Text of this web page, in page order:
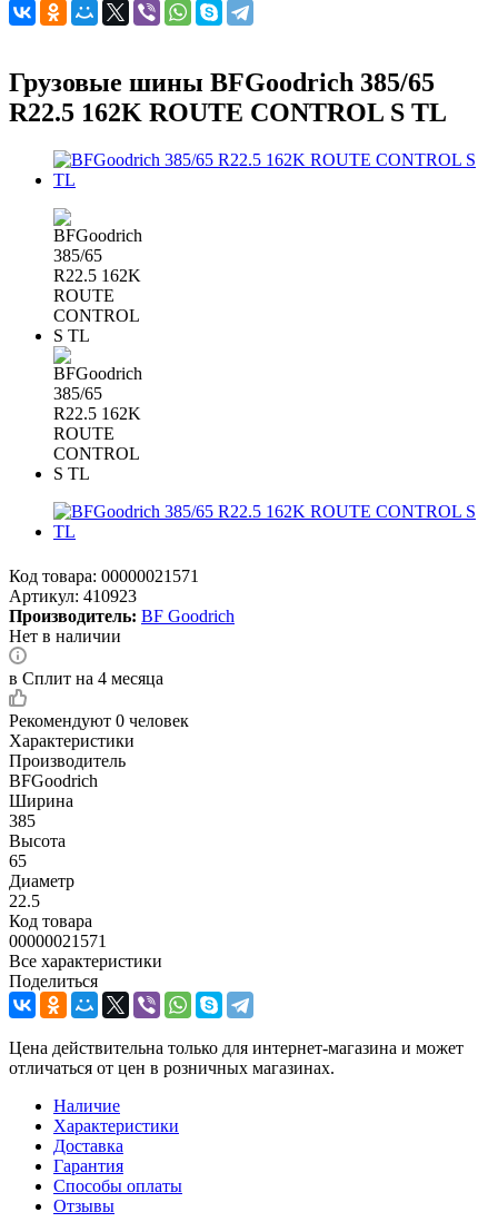
Грузовые шины BFGoodrich 385/65
R22.5 162K ROUTE CONTROL S TL
Код товара: 00000021571
Артикул: 410923
Производитель: BF Goodrich
Нет в наличии
в Сплит на 4 месяца
Рекомендуют 0 человек
Характеристики
Производитель
BFGoodrich
Ширина
385
Высота
65
Диаметр
22.5
Код товара
00000021571
Все характеристики
Поделиться
Цена действительна только для интернет-магазина и может
отличаться от цен в розничных магазинах.
Наличие
Характеристики
Доставка
Гарантия
Способы оплаты
Отзывы